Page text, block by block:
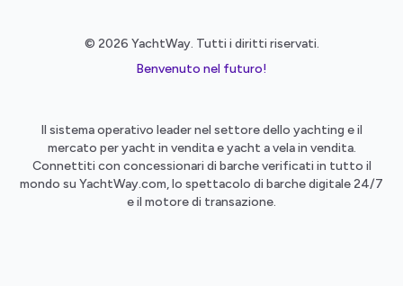
© 2026 YachtWay. Tutti i diritti riservati.
Benvenuto nel futuro!
Il sistema operativo leader nel settore dello yachting e il
mercato per yacht in vendita e yacht a vela in vendita.
Connettiti con concessionari di barche verificati in tutto il
mondo su YachtWay.com, lo spettacolo di barche digitale 24/7
e il motore di transazione.